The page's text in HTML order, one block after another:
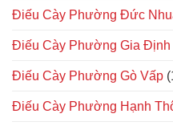
Điếu Cày Phường Đức
Điếu Cày Phường Gia Định
Điếu Cày Phường Gò Vấp
Điếu Cày Phường Hạnh